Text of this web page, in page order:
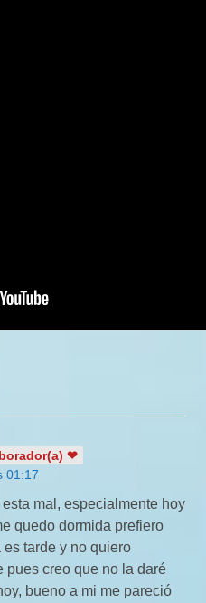
❤
01:17
mal, especialmente hoy
quedo dormida prefiero
tarde y no quiero
pues creo que no la daré
bueno a mi me pareció